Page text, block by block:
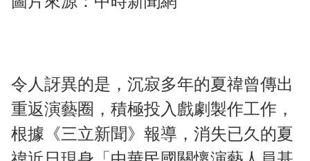
令人訝異的是，沉寂多年的夏禕曾傳出
重返演藝圈，積極投入戲劇製作工作，
根據《三立新聞》報導，消失已久的夏